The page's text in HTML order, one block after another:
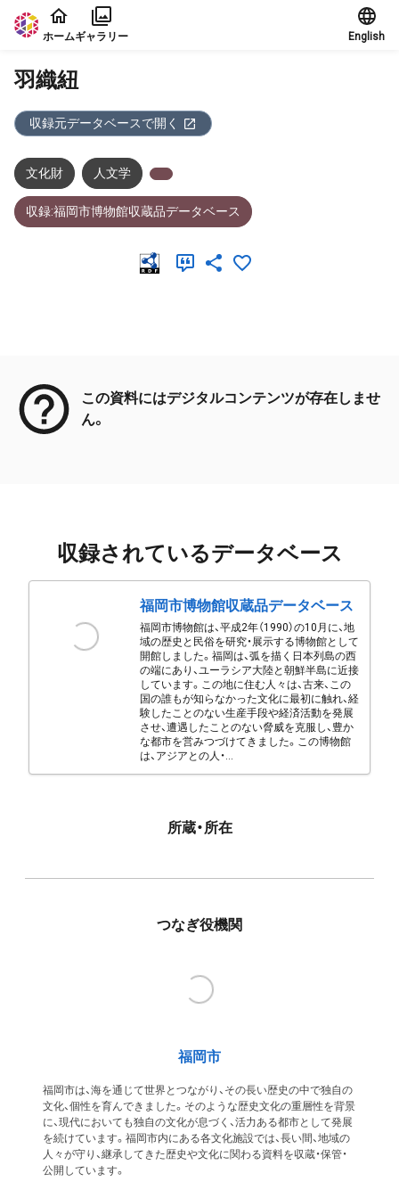
本文に飛ぶ
ホームギャラリー English
羽織紐
収録元データベースで開く
文化財 人文学
収録:福岡市博物館収蔵品データベース
この資料にはデジタルコンテンツが存在しませ
ん。
収録されているデータベース
福岡市博物館収蔵品データベース
福岡市博物館は、平成2年（1990）の10月に、地
域の歴史と民俗を研究・展示する博物館として
開館しました。福岡は、弧を描く日本列島の西
の端にあり、ユーラシア大陸と朝鮮半島に近接
しています。この地に住む人々は、古来、この
国の誰もが知らなかった文化に最初に触れ、経
験したことのない生産手段や経済活動を発展
させ、遭遇したことのない脅威を克服し、豊か
な都市を営みつづけてきました。この博物館
は、アジアとの人・...
所蔵・所在
つなぎ役機関
福岡市
福岡市は、海を通じて世界とつながり、その長い歴史の中で独自の
文化、個性を育んできました。そのような歴史文化の重層性を背景
に、現代においても独自の文化が息づく、活力ある都市として発展
を続けています。福岡市内にある各文化施設では、長い間、地域の
人々が守り、継承してきた歴史や文化に関わる資料を収蔵・保管・
公開しています。